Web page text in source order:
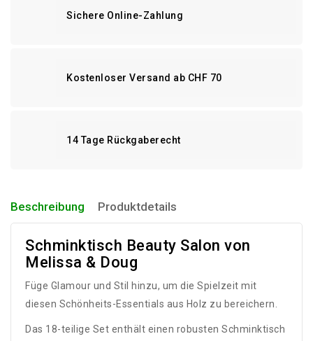
Sichere Online-Zahlung
Kostenloser Versand ab CHF 70
14 Tage Rückgaberecht
Beschreibung Produktdetails
Schminktisch Beauty Salon von
Melissa & Doug
Füge Glamour und Stil hinzu, um die Spielzeit mit
diesen Schönheits-Essentials aus Holz zu bereichern.
Das 18-teilige Set enthält einen robusten Schminktisch